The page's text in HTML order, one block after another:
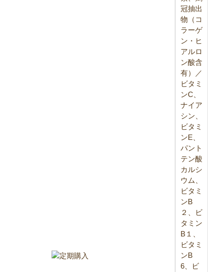
冠抽出
物（コ
ラーゲ
ン・ヒ
アルロ
ン酸含
有）／
ビタミ
ンC、
ナイア
シン、
ビタミ
ンE、
パント
テン酸
カルシ
ウム、
ビタミ
ンB
２、ビ
タミン
B１、
ビタミ
ンB
6、ビ